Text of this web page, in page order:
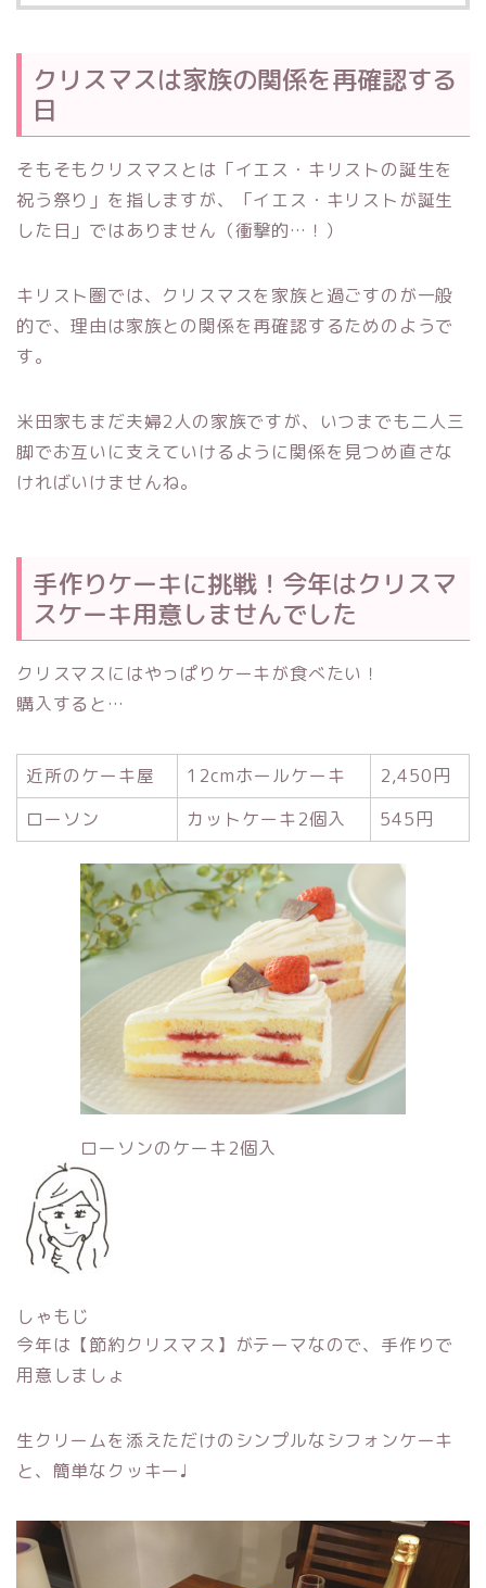
クリスマスは家族の関係を再確認する
日
そもそもクリスマスとは「イエス・キリストの誕生を
祝う祭り」を指しますが、「イエス・キリストが誕生
した日」ではありません（衝撃的…！）
キリスト圏では、クリスマスを家族と過ごすのが一般
的で、理由は家族との関係を再確認するためのようで
す。
米田家もまだ夫婦2人の家族ですが、いつまでも二人三
脚でお互いに支えていけるように関係を見つめ直さな
ければいけませんね。
手作りケーキに挑戦！今年はクリスマ
スケーキ用意しませんでした
クリスマスにはやっぱりケーキが食べたい！
購入すると…
近所のケーキ屋 12cmホールケーキ
2,450円
ローソン
カットケーキ2個入 545円
ローソンのケーキ2個入
しゃもじ
今年は【節約クリスマス】がテーマなので、手作りで
用意しましょ
生クリームを添えただけのシンプルなシフォンケーキ
と、簡単なクッキー♩